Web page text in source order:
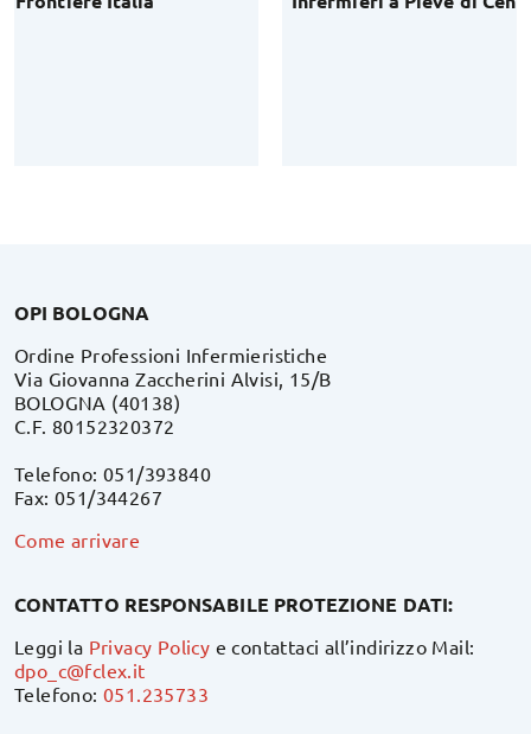
OPI BOLOGNA
Ordine Professioni Infermieristiche
Via Giovanna Zaccherini Alvisi, 15/B
BOLOGNA (40138)
C.F. 80152320372
Telefono: 051/393840
Fax: 051/344267
Come arrivare
CONTATTO RESPONSABILE PROTEZIONE DATI:
Leggi la Privacy Policy e contattaci all’indirizzo Mail:
dpo_c@fclex.it
Telefono:051.235733